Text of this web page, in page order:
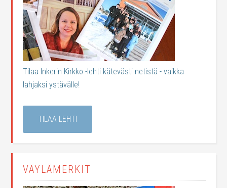
Tilaa Inkerin Kirkko -lehti kätevästi netistä - vaikka
lahjaksi ystävälle!
TILAA LEHTI
VÄYLÄMERKIT